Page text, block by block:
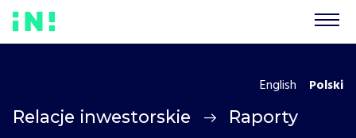
Relacje inwestorskie Raporty
English Polski